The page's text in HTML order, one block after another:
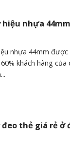
hiệu nhựa
nhựa 44mm
khách hàng
đeo thẻ giá rẻ ở